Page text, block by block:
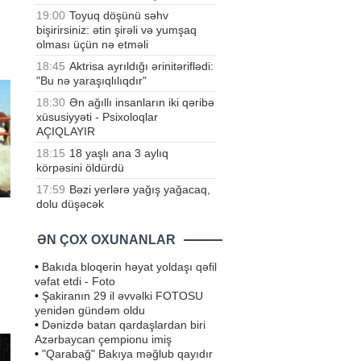
19:00 Toyuq döşünü səhv
bişirirsiniz: ətin şirəli və yumşaq
olması üçün nə etməli
18:45 Aktrisa ayrıldığı ərinitəriflədi:
"Bu nə yaraşıqlılıqdır"
18:30 Ən ağıllı insanların iki qəribə
xüsusiyyəti - Psixoloqlar
AÇIQLAYIR
18:15 18 yaşlı ana 3 aylıq
körpəsini öldürdü
17:59 Bəzi yerlərə yağış yağacaq,
dolu düşəcək
ƏN ÇOX OXUNANLAR
• Bakıda bloqerin həyat yoldaşı qəfil
vəfat etdi - Foto
• Şakiranın 29 il əvvəlki FOTOSU
yenidən gündəm oldu
• Dənizdə batan qardaşlardan biri
Azərbaycan çempionu imiş
• "Qarabağ" Bakıya məğlub qayıdır